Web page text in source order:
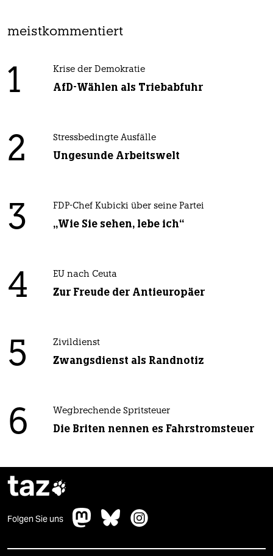
meistkommentiert
1 Krise der Demokratie
AfD-Wählen als Triebabfuhr
2 Stressbedingte Ausfälle
Ungesunde Arbeitswelt
3 FDP-Chef Kubicki über seine Partei
„Wie Sie sehen, lebe ich“
4 EU nach Ceuta
Zur Freude der Antieuropäer
5 Zivildienst
Zwangsdienst als Randnotiz
6 Wegbrechende Spritsteuer
Die Briten nennen es Fahrstromsteuer
taz
Folgen Sie uns